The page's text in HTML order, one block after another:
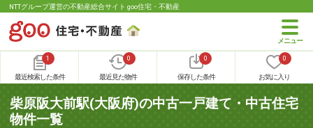
NTTグループ運営の不動産総合サイト goo住宅・不動産
1
最近検索した条件
0
最近見た物件
0
保存した条件
0
お気に入り
柴原阪大前駅(大阪府)の中古一戸建て・中古住宅
物件一覧